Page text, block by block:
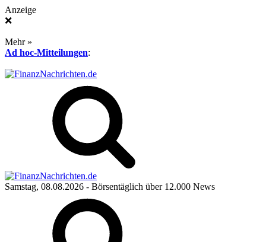
Anzeige
❌
Mehr »
Ad hoc-Mitteilungen:
Samstag, 08.08.2026 - Börsentäglich über 12.000 News